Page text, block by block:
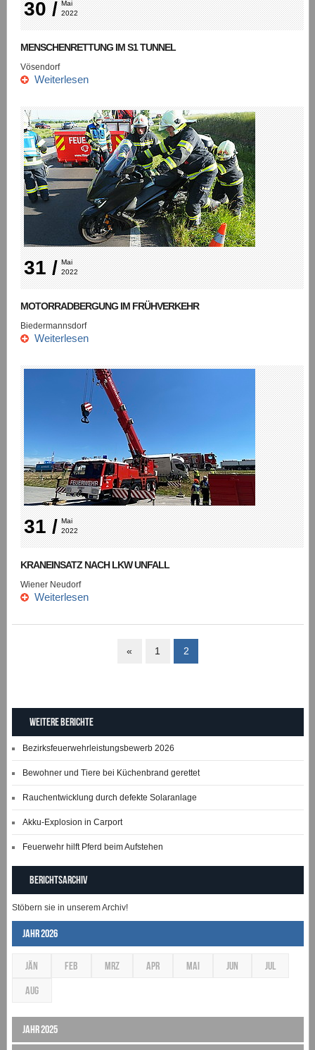
30 / Mai
2022
MENSCHENRETTUNG IM S1 TUNNEL
Vösendorf
Weiterlesen
31 / Mai
2022
MOTORRADBERGUNG IM FRÜHVERKEHR
Biedermannsdorf
Weiterlesen
31 / Mai
2022
KRANEINSATZ NACH LKW UNFALL
Wiener Neudorf
Weiterlesen
« 1 2
Weitere Berichte
Bezirksfeuerwehrleistungsbewerb 2026
Bewohner und Tiere bei Küchenbrand gerettet
Rauchentwicklung durch defekte Solaranlage
Akku-Explosion in Carport
Feuerwehr hilft Pferd beim Aufstehen
Berichtsarchiv
Stöbern sie in unserem Archiv!
Jahr 2026
JÄN FEB MRZ APR MAI JUN JUL
AUG
Jahr 2025